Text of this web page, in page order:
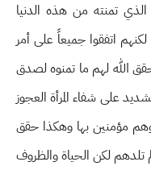
تمنته من هذه الدنيا
اتفقوا جميعاً على أمر
الله لهم ما تمنوه لصدق
على شفاء المرأة العجوز
وهم مؤمنين بها وهكذا حقق
تلدهم لكن الحياة والظروف